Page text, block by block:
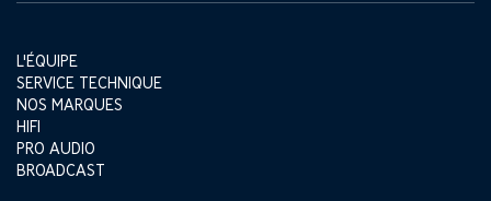
L'ÉQUIPE
SERVICE TECHNIQUE
NOS MARQUES
HIFI
PRO AUDIO
BROADCAST